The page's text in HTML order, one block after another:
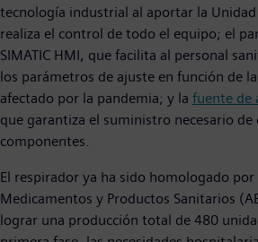
tecnología industrial al aportar la Unidad
realiza el control de todo el equipo; el
SIMATIC HMI, que facilita al personal
los parámetros de ajuste en función de
afectado por la pandemia; y la fuente de
que garantiza el suministro necesario de
componentes.
El respirador ya ha sido homologado por
Medicamentos y Productos Sanitarios
lograr una producción total de 480